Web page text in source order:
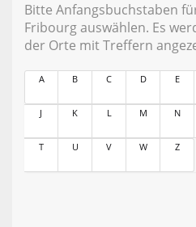
Bitte Anfangsbuchstaben
Fribourg auswählen. Es
der Orte mit Treffern
A B C D E
J K L M N
T U V W Z